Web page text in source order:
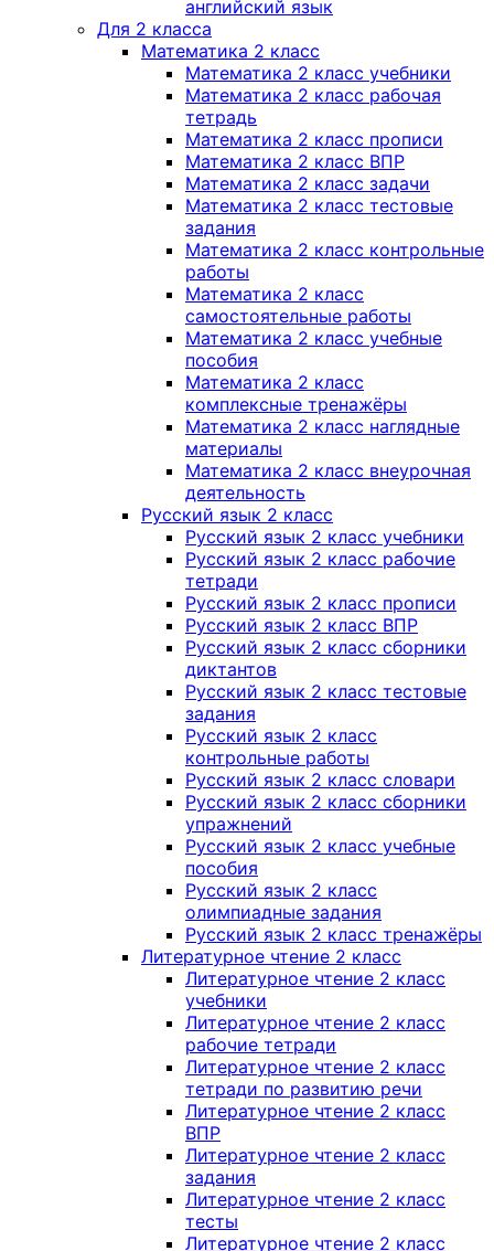
английский язык
Для 2 класса
Математика 2 класс
Математика 2 класс учебники
Математика 2 класс рабочая
тетрадь
Математика 2 класс прописи
Математика 2 класс ВПР
Математика 2 класс задачи
Математика 2 класс тестовые
задания
Математика 2 класс контрольные
работы
Математика 2 класс
самостоятельные работы
Математика 2 класс учебные
пособия
Математика 2 класс
комплексные тренажёры
Математика 2 класс наглядные
материалы
Математика 2 класс внеурочная
деятельность
Русский язык 2 класс
Русский язык 2 класс учебники
Русский язык 2 класс рабочие
тетради
Русский язык 2 класс прописи
Русский язык 2 класс ВПР
Русский язык 2 класс сборники
диктантов
Русский язык 2 класс тестовые
задания
Русский язык 2 класс
контрольные работы
Русский язык 2 класс словари
Русский язык 2 класс сборники
упражнений
Русский язык 2 класс учебные
пособия
Русский язык 2 класс
олимпиадные задания
Русский язык 2 класс тренажёры
Литературное чтение 2 класс
Литературное чтение 2 класс
учебники
Литературное чтение 2 класс
рабочие тетради
Литературное чтение 2 класс
тетради по развитию речи
Литературное чтение 2 класс
ВПР
Литературное чтение 2 класс
задания
Литературное чтение 2 класс
тесты
Литературное чтение 2 класс